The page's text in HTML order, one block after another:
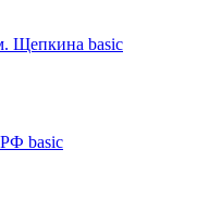
Щепкина basic
basic